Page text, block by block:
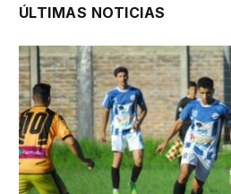
ÚLTIMAS NOTICIAS